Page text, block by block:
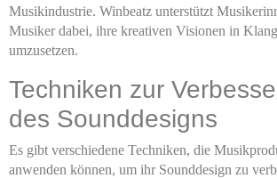
Musikindustrie. Winbeatz unterstützt
Musiker dabei, ihre kreativen Visionen in
umzusetzen.
Techniken zur
des Sounddesigns
Es gibt verschiedene Techniken, die
anwenden können, um ihr Sounddesign zu